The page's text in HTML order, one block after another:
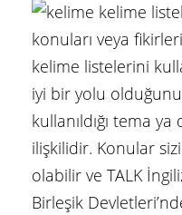
konuları veya
kelime listelerini
iyi bir yolu
kullanıldığı tema
ilişkilidir. Konular
olabilir ve TALK
Birleşik